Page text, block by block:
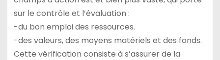
sur le contrôle et l’évaluation :
-du bon emploi des ressources.
-des valeurs, des moyens matériels et des fonds.
Cette vérification consiste à s’assurer de la